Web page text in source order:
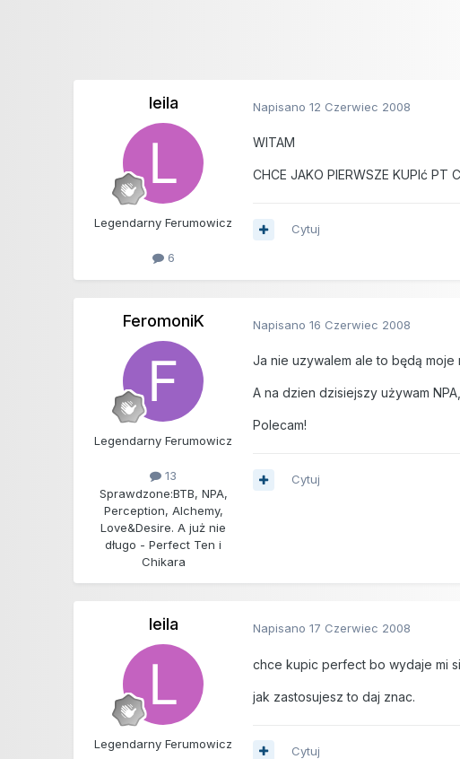
leila
Legendarny Ferumowicz
6
Napisano12 Czerwiec 2008
WITAM
CHCE JAKO PIERWSZE KUPIć PT
Cytuj
FeromoniK
Legendarny Ferumowicz
13
Sprawdzone:BTB, NPA,
Perception, Alchemy,
Love&Desire. A już nie
długo - Perfect Ten i
Chikara
Napisano16 Czerwiec 2008
Ja nie uzywalem ale to będą
A na dzien dzisiejszy używam
Polecam!
Cytuj
leila
Legendarny Ferumowicz
Napisano17 Czerwiec 2008
chce kupic perfect bo wydaje mi
jak zastosujesz to daj znac.
Cytuj